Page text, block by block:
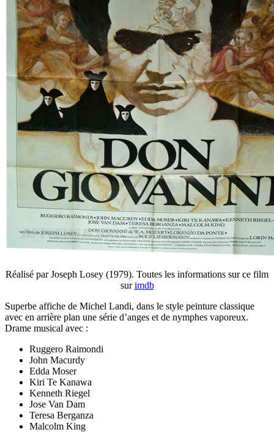
Réalisé par Joseph Losey (1979). Toutes les informations sur ce film
surimdb
Superbe affiche de Michel Landi, dans le style peinture classique
avec en arrière plan une série d’anges et de nymphes vaporeux.
Drame musical avec :
Ruggero Raimondi
John Macurdy
Edda Moser
Kiri Te Kanawa
Kenneth Riegel
Jose Van Dam
Teresa Berganza
Malcolm King